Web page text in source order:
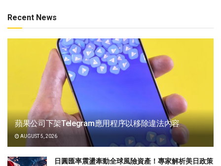
Recent News
蘋果公司下架Telegram應用程序以移除違法內容
AUGUST 5, 2026
日圓匯率震盪牽動全球風險資產！專家解析美日政策